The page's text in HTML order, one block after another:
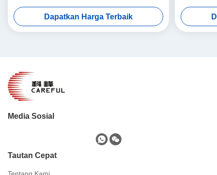
Dapatkan Harga Terbaik
Media Sosial
Tautan Cepat
Tentang Kami